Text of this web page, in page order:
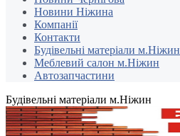
Новини Ніжина
Компанії
Контакти
Будівельні матеріали м.Ніжин
Меблевий салон м.Ніжин
Автозапчастини
Будівельні матеріали м.Ніжин